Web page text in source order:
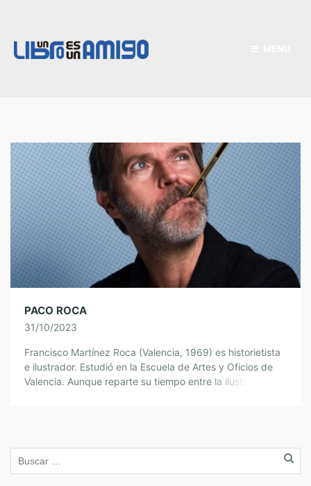
PACO ROCA
31/10/2023
Francisco Martínez Roca (Valencia, 1969) es historietista
e ilustrador. Estudió en la Escuela de Artes y Oficios de
Valencia. Aunque reparte su tiempo entre la ilustración,